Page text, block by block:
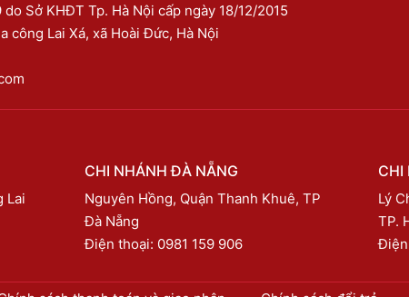
Sở KHĐT Tp. Hà Nội cấp ngày 18/12/2015
công Lai Xá, xã Hoài Đức, Hà Nội
Lai
CHI NHÁNH ĐÀ NẴNG
Nguyên Hồng, Quận Thanh Khuê, TP
Đà Nẵng
Điện thoại: 0981 159 906
CHI
Lý
TP.
Điện